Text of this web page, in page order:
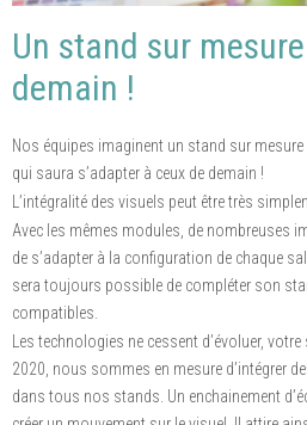
Un stand sur
demain !
Nos équipes imaginent un stand sur
qui saura s’adapter à ceux de demain !
L’intégralité des visuels peut être très
Avec les mêmes modules, de nombreuses
de s’adapter à la configuration de chaque
sera toujours possible de compléter son
compatibles.
Les technologies ne cessent d’évoluer,
2020, nous sommes en mesure d’intégrer
dans tous nos stands. Un enchainement